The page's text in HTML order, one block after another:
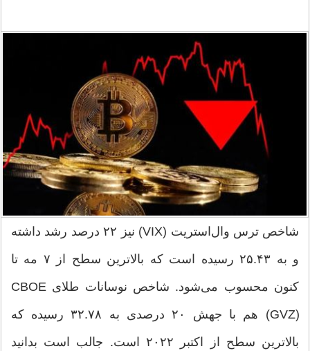
شاخص ترس وال‌استریت (VIX) نیز ۲۲ درصد رشد داشته
و به ۲۵.۴۳ رسیده است که بالاترین سطح از ۷ مه تا
کنون محسوب می‌شود. شاخص نوسانات طلای CBOE
(GVZ) هم با جهش ۲۰ درصدی به ۳۲.۷۸ رسیده که
بالاترین سطح از اکتبر ۲۰۲۲ است. جالب است بدانید